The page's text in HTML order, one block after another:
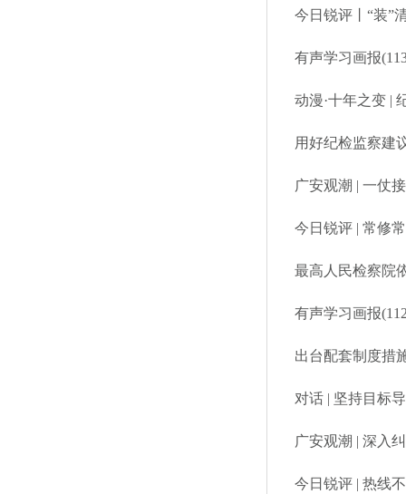
今日锐评丨“装”
动漫·十年之变 |
用好纪检监察建
广安观潮 | 一仗
今日锐评 | 常修
最高人民检察院
出台配套制度措
对话 | 坚持目标
广安观潮 | 深入
今日锐评 | 热线